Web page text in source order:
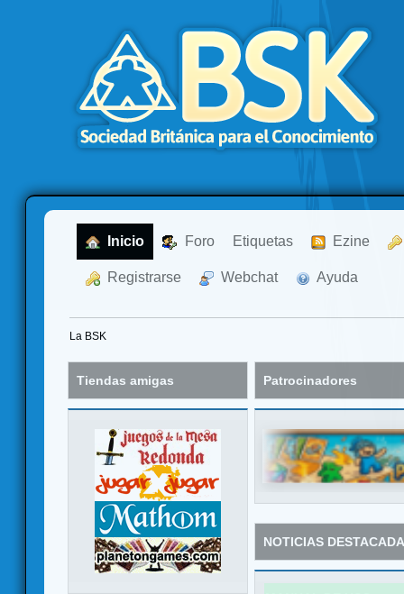
Inicio Foro Etiquetas Ezine
Registrarse Webchat Ayuda
La BSK
Tiendas amigas Patrocinadores
NOTICIAS